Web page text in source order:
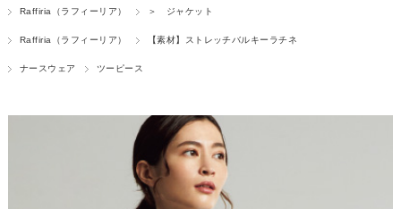
Raffiria（ラフィーリア） ＞ ジャケット
Raffiria（ラフィーリア） 【素材】ストレッチバルキーラチネ
ナースウェア ツーピース